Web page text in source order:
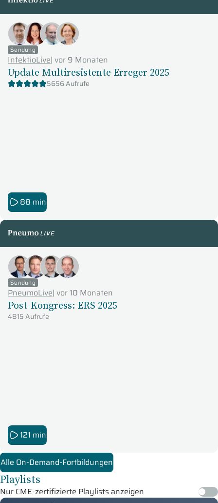
InfektioLive
Sendung
InfektioLive| vor 9 Monaten
Update Multiresistente Erreger 2025
5656 Aufrufe
88 min
PneumoLive
Sendung
PneumoLive| vor 10 Monaten
Post-Kongress: ERS 2025
4815 Aufrufe
121 min
Alle On-Demand-Fortbildungen
Playlists
Nur CME-zertifizierte Playlists anzeigen